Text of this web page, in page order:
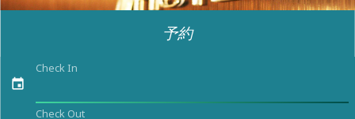
予約
Check In
event
Check Out